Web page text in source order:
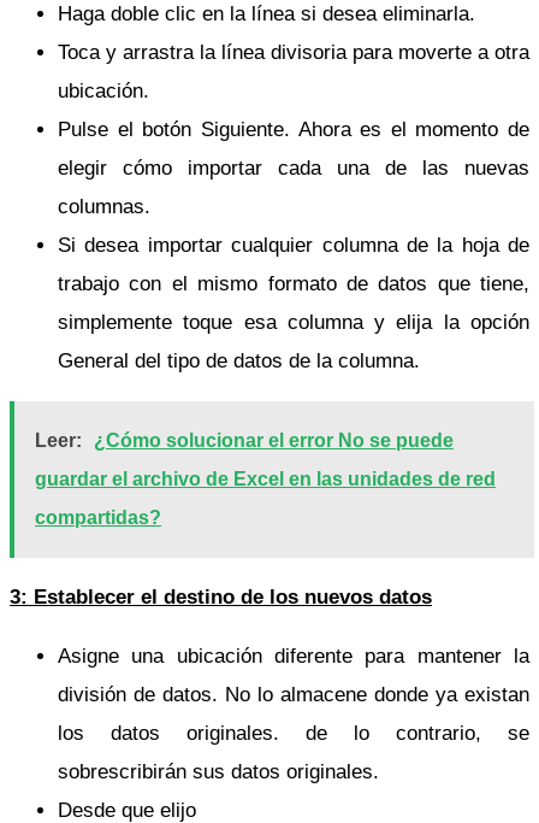
Haga doble clic en la línea si desea eliminarla.
Toca y arrastra la línea divisoria para moverte a otra
ubicación.
Pulse el botón Siguiente. Ahora es el momento de
elegir cómo importar cada una de las nuevas
columnas.
Si desea importar cualquier columna de la hoja de
trabajo con el mismo formato de datos que tiene,
simplemente toque esa columna y elija la opción
General del tipo de datos de la columna.
Leer:
¿Cómo solucionar el error No se puede
guardar el archivo de Excel en las unidades de red
compartidas?
3: Establecer el destino de los nuevos datos
Asigne una ubicación diferente para mantener la
división de datos. No lo almacene donde ya existan
los datos originales. de lo contrario, se
sobrescribirán sus datos originales.
Desde que elijo